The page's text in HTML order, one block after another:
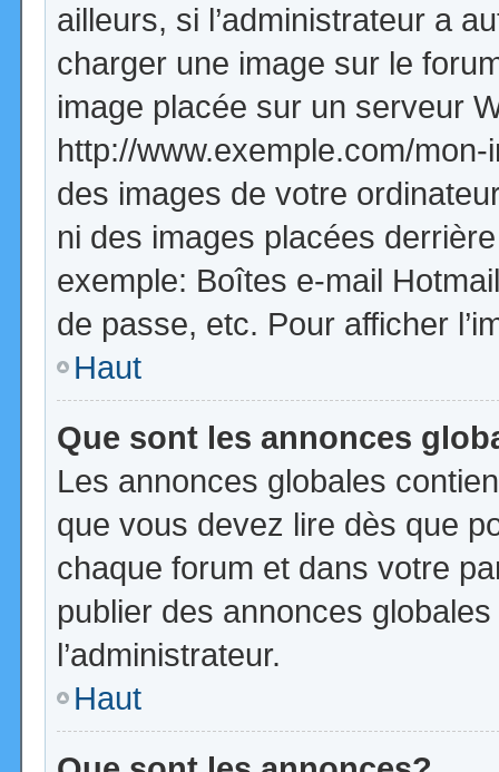
ailleurs, si l’administrateur a
charger une image sur le
image placée sur un serveur
http://www.exemple.com/
des images de votre
ni des images placées
exemple: Boîtes e-mail
de passe, etc. Pour afficher
Haut
Que sont les annonces
Les annonces globales
que vous devez lire dès que
chaque forum et dans votre
publier des annonces
l’administrateur.
Haut